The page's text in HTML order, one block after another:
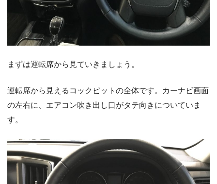
まずは運転席から見ていきましょう。
運転席から見えるコックピットの全体です。カーナビ画面
の左右に、エアコン吹き出し口がタテ向きについていま
す。